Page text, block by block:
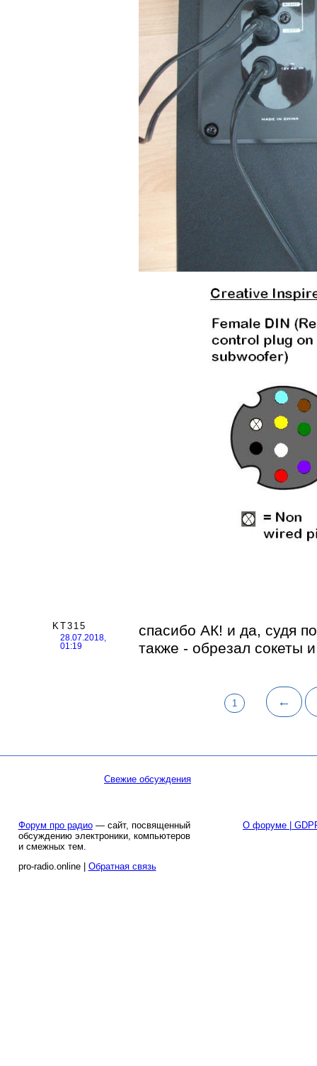
KT315
28.07.2018,
01:19
спасибо АК! и да, судя
также - обрезал сокеты
1 ←
Свежие обсуждения
Форум про радио— сайт, посвященный
обсуждению электроники, компьютеров
и смежных тем.
pro-radio.online | Обратная связь
О форуме |